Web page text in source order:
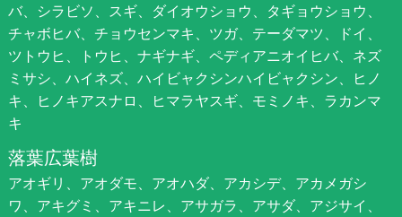
バ、シラビソ、スギ、ダイオウショウ、タギョウショウ、
チャボヒバ、チョウセンマキ、ツガ、テーダマツ、ドイ、
ツトウヒ、トウヒ、ナギナギ、ペディアニオイヒバ、ネズ
ミサシ、ハイネズ、ハイビャクシンハイビャクシン、ヒノ
キ、ヒノキアスナロ、ヒマラヤスギ、モミノキ、ラカンマ
キ
落葉広葉樹
アオギリ、アオダモ、アオハダ、アカシデ、アカメガシ
ワ、アキグミ、アキニレ、アサガラ、アサダ、アジサイ、